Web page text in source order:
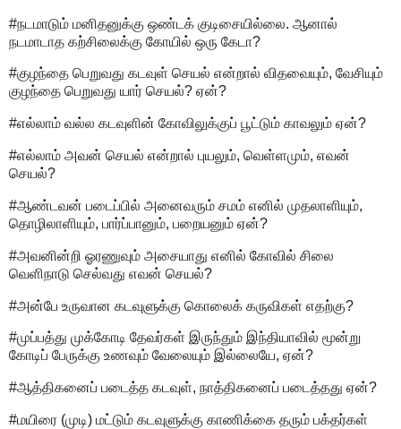
#நடமாடும் மனிதனுக்கு ஒண்டக் குடிசையில்லை. ஆனால்
நடமாடாத கற்சிலைக்கு கோயில் ஒரு கேடா?
#குழந்தை பெறுவது கடவுள் செயல் என்றால் விதவையும், வேசியும்
குழந்தை பெறுவது யார் செயல்? ஏன்?
#எல்லாம் வல்ல கடவுளின் கோவிலுக்குப் பூட்டும் காவலும் ஏன்?
#எல்லாம் அவன் செயல் என்றால் புயலும், வெள்ளமும், எவன்
செயல்?
#ஆண்டவன் படைப்பில் அனைவரும் சமம் எனில் முதலாளியும்,
தொழிலாளியும், பார்ப்பானும், பறையனும் ஏன்?
#அவனின்றி ஓரணுவும் அசையாது எனில் கோவில் சிலை
வெளிநாடு செல்வது எவன் செயல்?
#அன்பே உருவான கடவுளுக்கு கொலைக் கருவிகள் எதற்கு?
#முப்பத்து முக்கோடி தேவர்கள் இருந்தும் இந்தியாவில் மூன்று
கோடிப் பேருக்கு உணவும் வேலையும் இல்லையே, ஏன்?
#ஆத்திகனைப் படைத்த கடவுள், நாத்திகனைப் படைத்தது ஏன்?
#மயிரை (முடி) மட்டும் கடவுளுக்கு காணிக்கை தரும் பக்தர்கள்